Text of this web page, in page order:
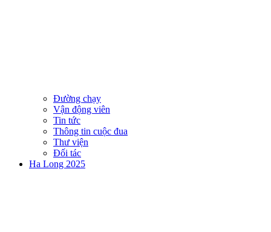
Đường chạy
Vận động viên
Tin tức
Thông tin cuộc đua
Thư viện
Đối tác
Ha Long 2025